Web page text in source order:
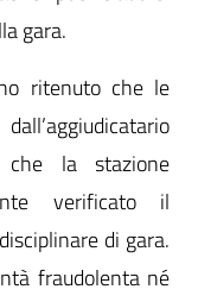
gara.
ritenuto che le
che la stazione
verificato il
di gara.
fraudolenta né